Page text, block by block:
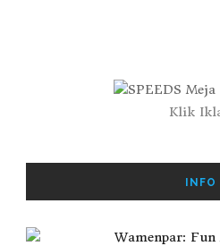
Klik
INFO
Wamenpar: